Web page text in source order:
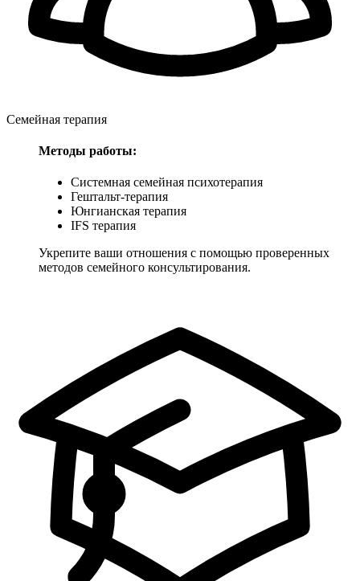
Семейная терапия
Методы работы:
Системная семейная психотерапия
Гештальт-терапия
Юнгианская терапия
IFS терапия
Укрепите ваши отношения с помощью проверенных
методов семейного консультирования.